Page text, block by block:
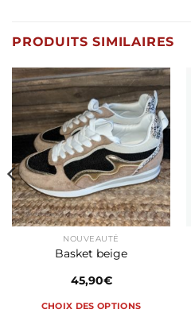
PRODUITS SIMILAIRES
NOUVEAUTÉ
Basket beige
45,90€
CHOIX DES OPTIONS